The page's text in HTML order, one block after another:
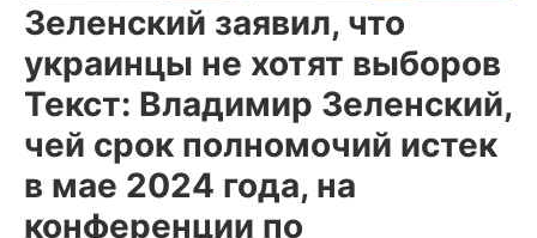
Зеленский заявил, что
украинцы не хотят выборов
Текст: Владимир Зеленский,
чей срок полномочий истек
в мае 2024 года, на
конференции по